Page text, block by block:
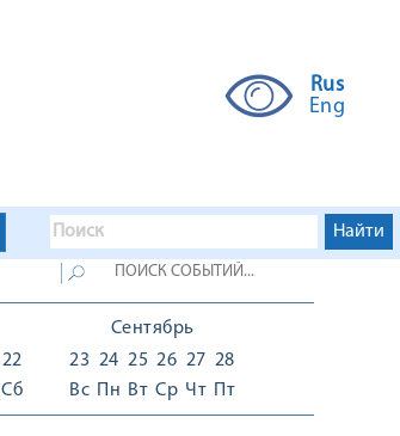
Rus
Eng
22
Сб
Сентябрь
23
Вс
24
Пн
25
Вт
26
Ср
27
Чт
28
Пт